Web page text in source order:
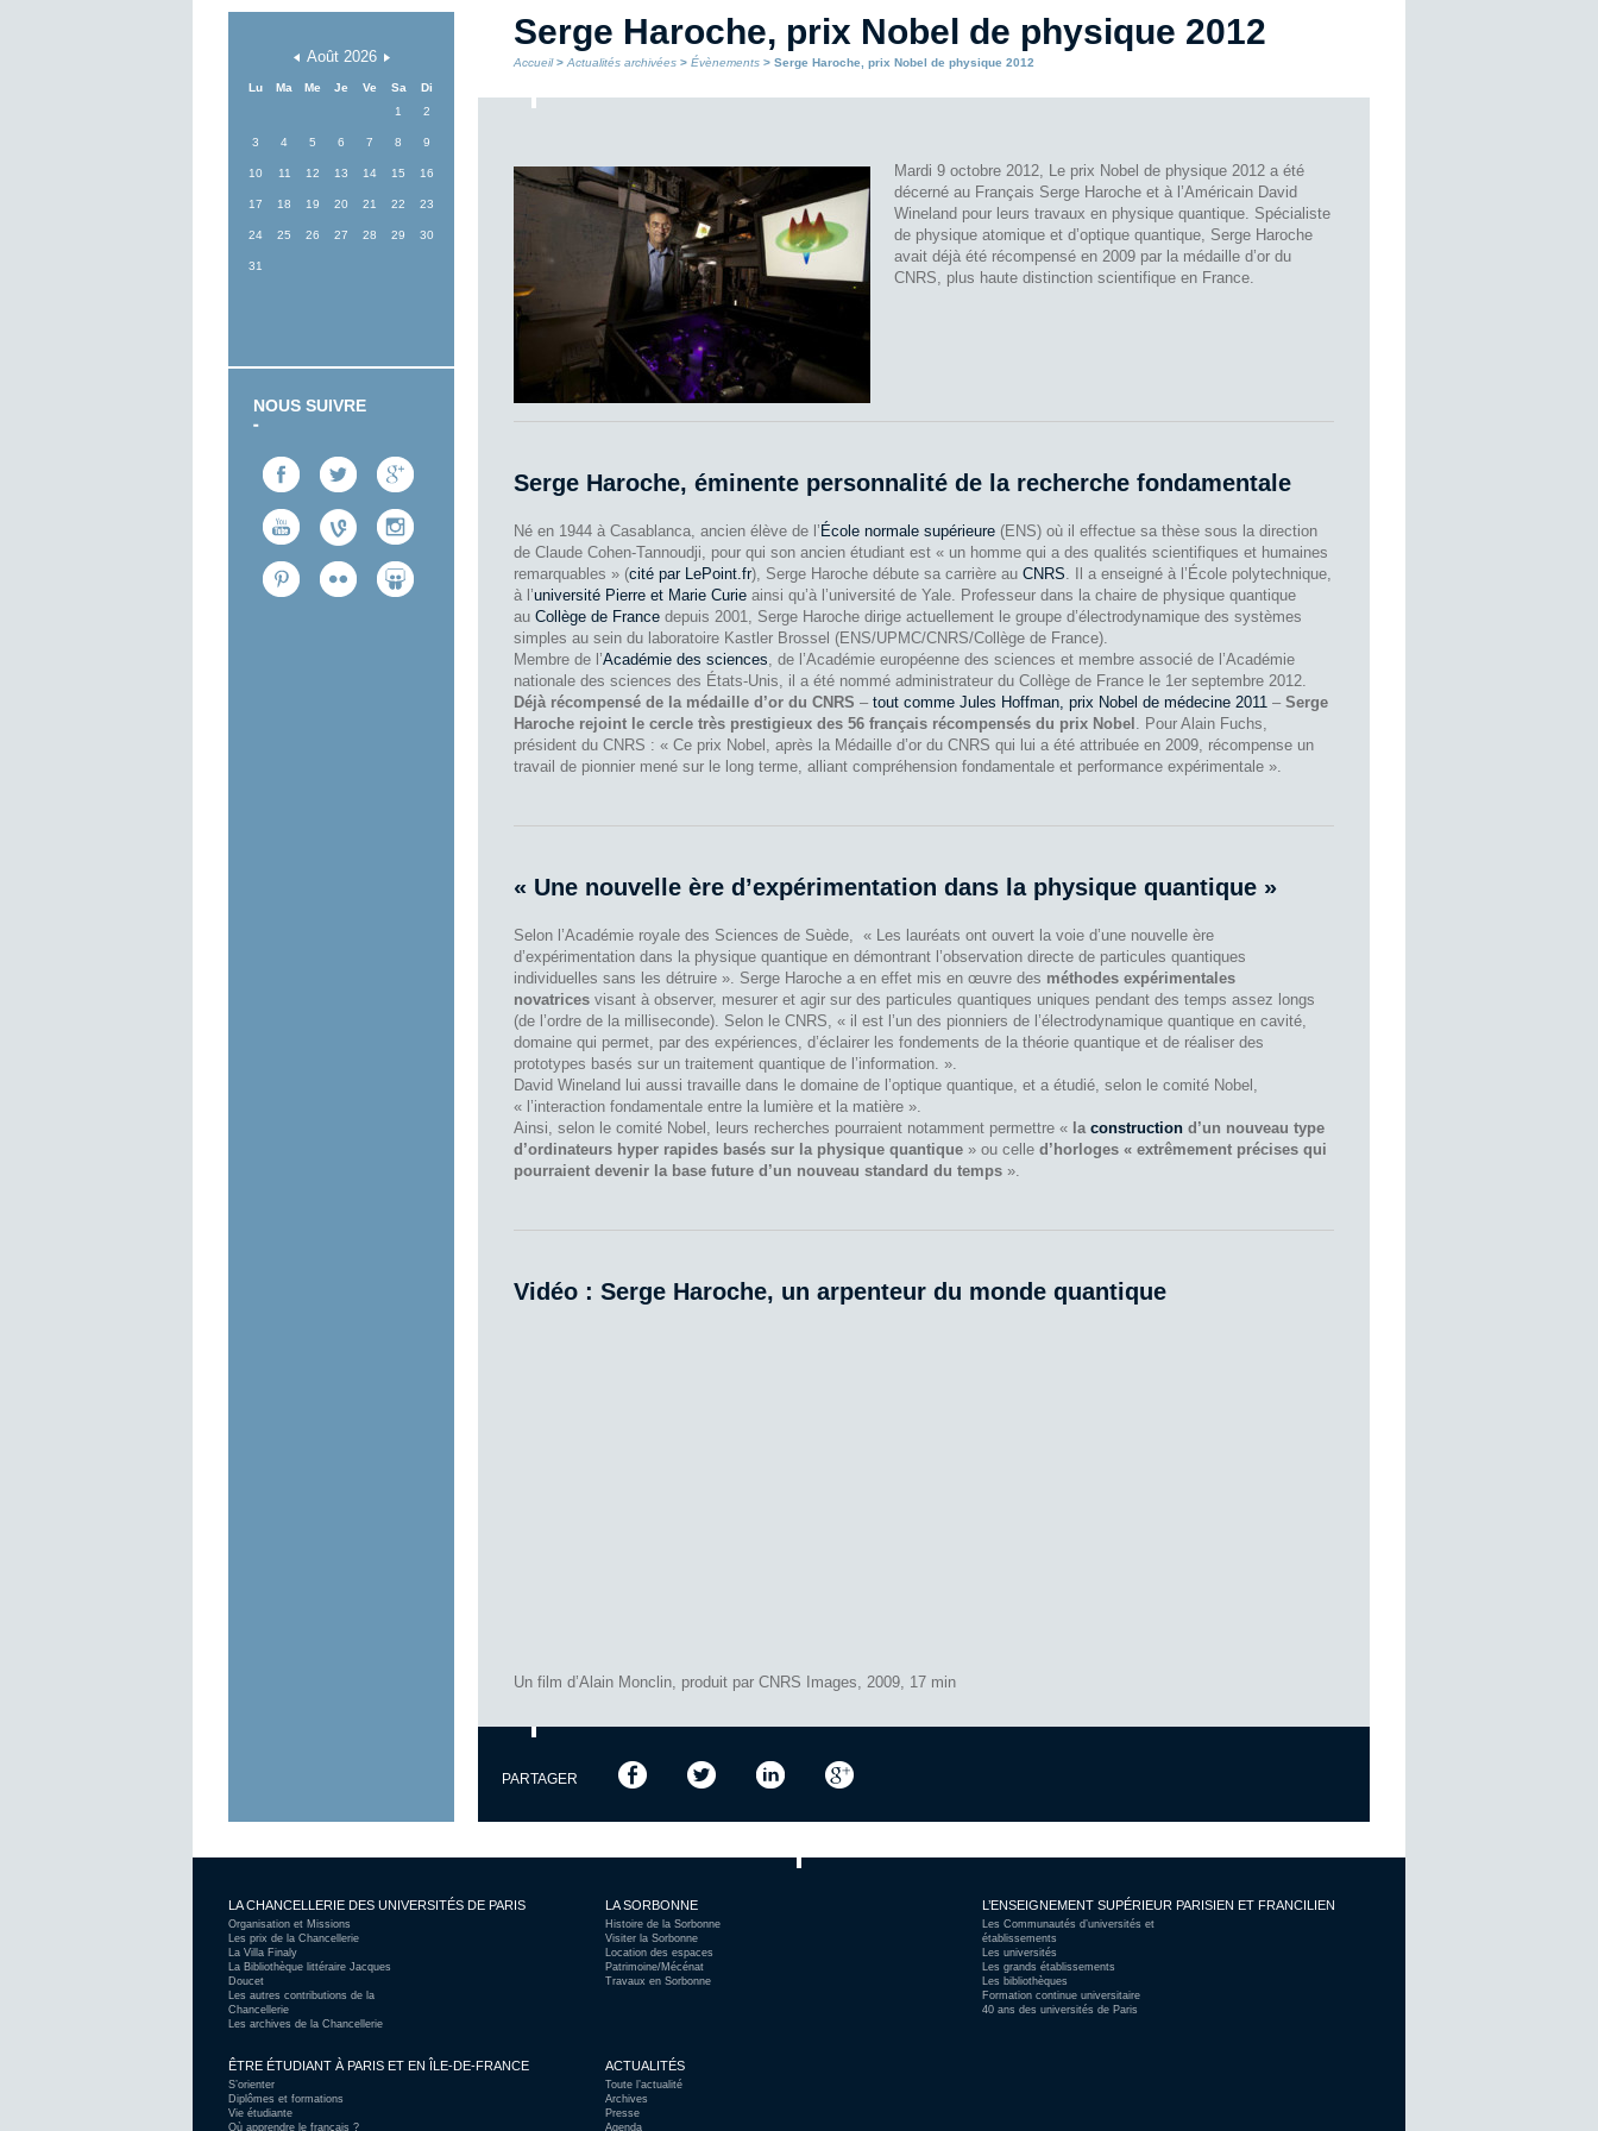
Août 2026
Lu Ma Me Je Ve Sa
Di
1
2
3 4 5 6 7 8 9
10 11 12 13 14 15 16
17 18 19 20 21 22 23
24 25 26 27 28 29 30
31
NOUS SUIVRE
Serge Haroche, prix Nobel de physique 2012
Accueil> Actualités archivées > Évènements > Serge Haroche, prix Nobel de physique 2012
Mardi 9 octobre 2012, Le prix Nobel de physique 2012 a été
décerné au Français Serge Haroche et à l’Américain David
Wineland pour leurs travaux en physique quantique. Spécialiste
de physique atomique et d’optique quantique, Serge Haroche
avait déjà été récompensé en 2009 par la médaille d’or du
CNRS, plus haute distinction scientifique en France.
Serge Haroche, éminente personnalité de la recherche fondamentale
Né en 1944 à Casablanca, ancien élève de l’ École normale supérieure (ENS) où il effectue sa thèse sous la direction
de Claude Cohen-Tannoudji, pour qui son ancien étudiant est « un homme qui a des qualités scientifiques et humaines
remarquables » (cité par LePoint.fr), Serge Haroche débute sa carrière au CNRS. Il a enseigné à l’École polytechnique,
à l’université Pierre et Marie Curie ainsi qu’à l’université de Yale. Professeur dans la chaire de physique quantique
au Collège de France depuis 2001, Serge Haroche dirige actuellement le groupe d’électrodynamique des systèmes
simples au sein du laboratoire Kastler Brossel (ENS/UPMC/CNRS/Collège de France).
Membre de l’Académie des sciences, de l’Académie européenne des sciences et membre associé de l’Académie
nationale des sciences des États-Unis, il a été nommé administrateur du Collège de France le 1er septembre 2012.
Déjà récompensé de la médaille d’or du CNRS –tout comme Jules Hoffman, prix Nobel de médecine 2011 – Serge
Haroche rejoint le cercle très prestigieux des 56 français récompensés du prix Nobel . Pour Alain Fuchs,
président du CNRS : « Ce prix Nobel, après la Médaille d’or du CNRS qui lui a été attribuée en 2009, récompense un
travail de pionnier mené sur le long terme, alliant compréhension fondamentale et performance expérimentale ».
« Une nouvelle ère d’expérimentation dans la physique quantique »
Selon l’Académie royale des Sciences de Suède, « Les lauréats ont ouvert la voie d’une nouvelle ère
d’expérimentation dans la physique quantique en démontrant l’observation directe de particules quantiques
individuelles sans les détruire ». Serge Haroche a en effet mis en œuvre des méthodes expérimentales
novatrices visant à observer, mesurer et agir sur des particules quantiques uniques pendant des temps assez longs
(de l’ordre de la milliseconde). Selon le CNRS, « il est l’un des pionniers de l’électrodynamique quantique en cavité,
domaine qui permet, par des expériences, d’éclairer les fondements de la théorie quantique et de réaliser des
prototypes basés sur un traitement quantique de l’information. ».
David Wineland lui aussi travaille dans le domaine de l’optique quantique, et a étudié, selon le comité Nobel,
« l’interaction fondamentale entre la lumière et la matière ».
Ainsi, selon le comité Nobel, leurs recherches pourraient notamment permettre « la construction d’un nouveau type
d’ordinateurs hyper rapides basés sur la physique quantique » ou celle d’horloges « extrêmement précises qui
pourraient devenir la base future d’un nouveau standard du temps ».
Vidéo : Serge Haroche, un arpenteur du monde quantique
Un film d’Alain Monclin, produit par CNRS Images, 2009, 17 min
PARTAGER
LA CHANCELLERIE DES UNIVERSITÉS DE PARIS
Organisation et Missions
Les prix de la Chancellerie
La Villa Finaly
La Bibliothèque littéraire Jacques
Doucet
Les autres contributions de la
Chancellerie
Les archives de la Chancellerie
LA SORBONNE
Histoire de la Sorbonne
Visiter la Sorbonne
Location des espaces
Patrimoine/Mécénat
Travaux en Sorbonne
L’ENSEIGNEMENT SUPÉRIEUR PARISIEN ET FRANCILIEN
Les Communautés d’universités et
établissements
Les universités
Les grands établissements
Les bibliothèques
Formation continue universitaire
40 ans des universités de Paris
ÊTRE ÉTUDIANT À PARIS ET EN ÎLE-DE-FRANCE
S’orienter
Diplômes et formations
Vie étudiante
Où apprendre le français ?
ACTUALITÉS
Toute l’actualité
Archives
Presse
Agenda